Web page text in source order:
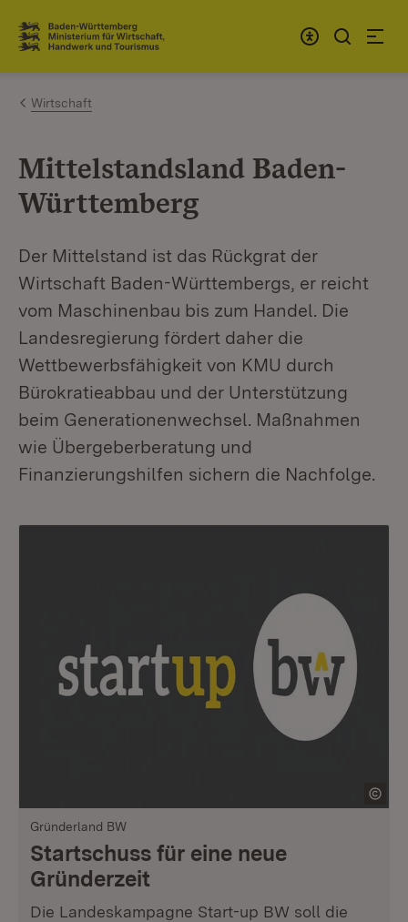
Zum Inhalt springen
Link zur Startseite
Wirtschaft
Mittelstandsland Baden-
Württemberg
Der Mittelstand ist das Rückgrat der
Wirtschaft Baden-Württembergs, er reicht
vom Maschinenbau bis zum Handel. Die
Landesregierung fördert daher die
Wettbewerbsfähigkeit von KMU durch
Bürokratieabbau und der Unterstützung
beim Generationenwechsel. Maßnahmen
wie Übergeberberatung und
Finanzierungshilfen sichern die Nachfolge.
Gründerland BW
Startschuss für eine neue
Gründerzeit
Die Landeskampagne Start-up BW soll die